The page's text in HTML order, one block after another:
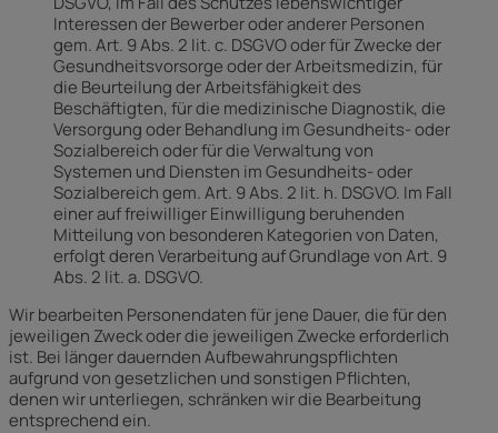
Interessen der Bewerber oder anderer Personen
gem. Art. 9 Abs. 2 lit. c. DSGVO oder für Zwecke der
Gesundheitsvorsorge oder der Arbeitsmedizin, für
die Beurteilung der Arbeitsfähigkeit des
Beschäftigten, für die medizinische Diagnostik, die
Versorgung oder Behandlung im Gesundheits- oder
Sozialbereich oder für die Verwaltung von
Systemen und Diensten im Gesundheits- oder
Sozialbereich gem. Art. 9 Abs. 2 lit. h. DSGVO. Im Fall
einer auf freiwilliger Einwilligung beruhenden
Mitteilung von besonderen Kategorien von Daten,
erfolgt deren Verarbeitung auf Grundlage von Art. 9
Abs. 2 lit. a. DSGVO.
Wir bearbeiten Personendaten für jene Dauer, die für den
jeweiligen Zweck oder die jeweiligen Zwecke erforderlich
ist. Bei länger dauernden Aufbewahrungspflichten
aufgrund von gesetzlichen und sonstigen Pflichten,
denen wir unterliegen, schränken wir die Bearbeitung
entsprechend ein.